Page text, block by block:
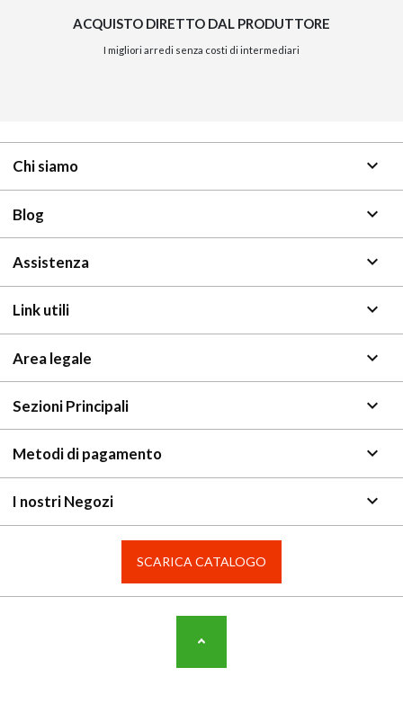
ACQUISTO DIRETTO DAL PRODUTTORE
I migliori arredi senza costi di intermediari
Chi siamo keyboard_arrow_down
Blog keyboard_arrow_down
Assistenza keyboard_arrow_down
Link utili keyboard_arrow_down
Area legale keyboard_arrow_down
Sezioni Principali keyboard_arrow_down
Metodi di pagamento keyboard_arrow_down
I nostri Negozi keyboard_arrow_down
SCARICA CATALOGO